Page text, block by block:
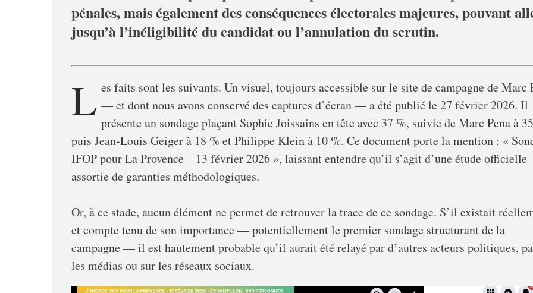
pénales, mais également des conséquences électorales majeures, pouvant
jusqu’à l’inéligibilité du candidat ou l’annulation du scrutin.
L es faits sont les suivants. Un visuel, toujours accessible sur le site de campagne de Marc
— et dont nous avons conservé des captures d’écran — a été publié le 27 février 2026. Il
présente un sondage plaçant Sophie Joissains en tête avec 37 %, suivie de Marc Pena à
puis Jean-Louis Geiger à 18 % et Philippe Klein à 10 %. Ce document porte la mention : «
IFOP pour La Provence – 13 février 2026 », laissant entendre qu’il s’agit d’une étude officielle
assortie de garanties méthodologiques.
Or, à ce stade, aucun élément ne permet de retrouver la trace de ce sondage. S’il existait
et compte tenu de son importance — potentiellement le premier sondage structurant de la
campagne — il est hautement probable qu’il aurait été relayé par d’autres acteurs politiques,
les médias ou sur les réseaux sociaux.